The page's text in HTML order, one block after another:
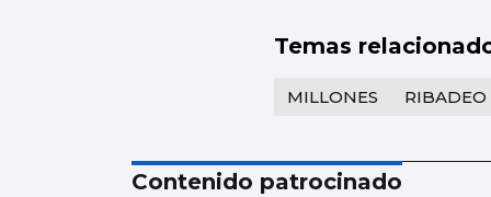
Temas
MILLONES RIBADEO
Contenido patrocinado